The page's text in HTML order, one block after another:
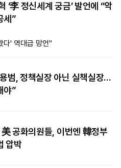
‘李 정신세계 궁금’ 발언에 “악
세”
다' 역대급 망언"
범, 정책실장 아닌 실책실장…
야”
美 공화의원들, 이번엔 韓정부
압박